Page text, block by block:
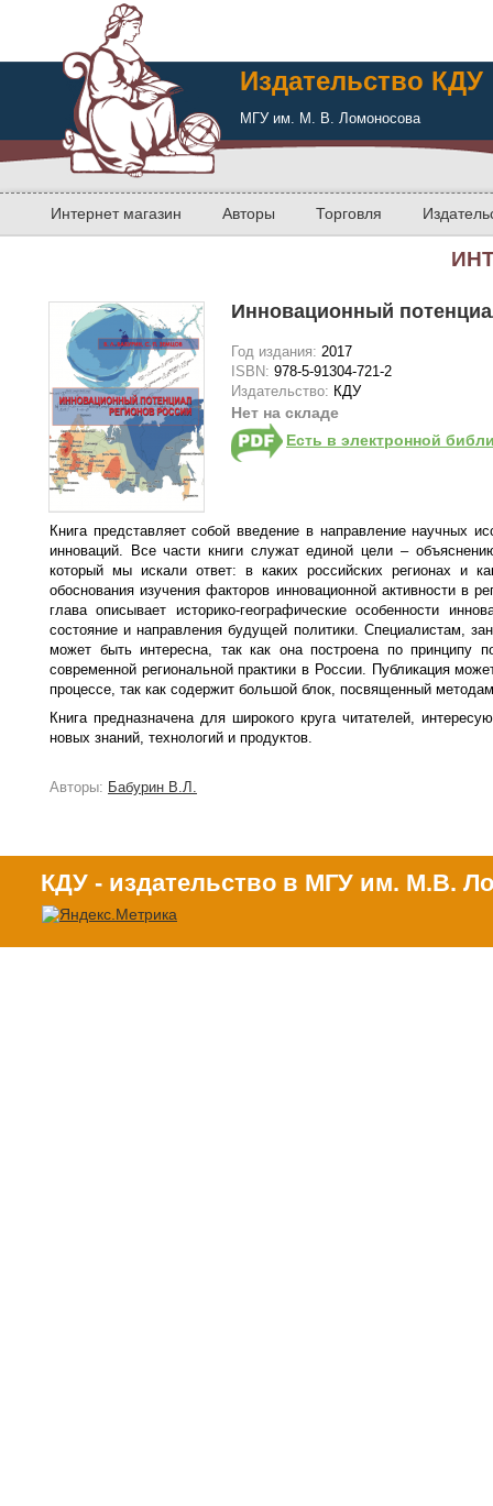
Издательство КДУ
МГУ им. М. В. Ломоносова
Интернет магазин Авторы Торговля
Инновационный
Год издания: 2017
ISBN: 978-5-91304-721-2
Издательство: КДУ
Нет на складе
Есть в электронной
Книга представляет собой введение в направление научных
инноваций. Все части книги служат единой цели –
который мы искали ответ: в каких российских регионах и
обоснования изучения факторов инновационной активности в
глава описывает историко-географические особенности
состояние и направления будущей политики. Специалистам,
может быть интересна, так как она построена по принципу
современной региональной практики в России. Публикация
процессе, так как содержит большой блок, посвященный
Книга предназначена для широкого круга читателей,
новых знаний, технологий и продуктов.
Авторы: Бабурин В.Л.
КДУ - издательство в МГУ им. М.В.